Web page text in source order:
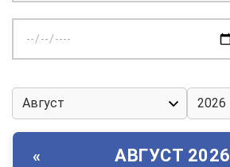
дату:
« АВГУСТ 2026